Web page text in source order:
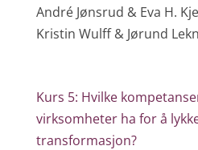
André Jønsrud & Eva H.
Kristin Wulff & Jørund
Kurs 5: Hvilke
virksomheter ha for å
transformasjon?